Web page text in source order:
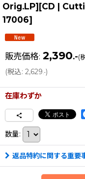
Orig.LP][CD |
17006]
販売価格: 2,390.-(
(税込: 2,629.-)
在庫わずか
数量:
返品特約に関する重要